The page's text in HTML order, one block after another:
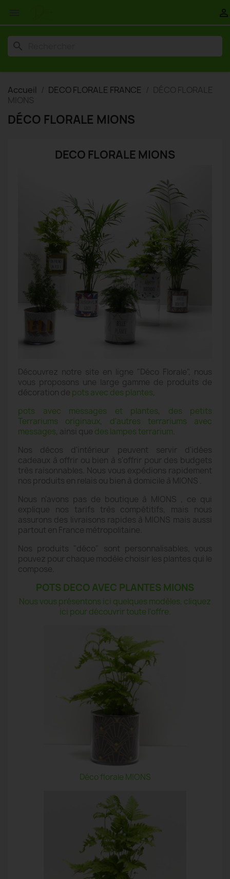

search
Accueil DECO FLORALE FRANCE
DÉCO FLORALE
MIONS
DÉCO FLORALE MIONS
DECO FLORALE MIONS
Découvrez notre site en ligne "Déco Florale", nous
vous proposons une large gamme de produits de
décoration de pots avec des plantes,
pots avec messages et plantes, des petits
Terrariums originaux, d'autres terrariums avec
messages, ainsi que des lampes terrarium
Nos décos d'intérieur peuvent servir d'idées
cadeaux à offrir ou bien à s'offrir pour des budgets
très raisonnables. Nous vous expédions rapidement
nos produits en relais ou bien à domicile à MIONS .
Nous n'avons pas de boutique à MIONS , ce qui
explique nos tarifs très compétitifs, mais nous
assurons des livraisons rapides à MIONS mais aussi
partout en France métropolitaine.
Nos produits "déco" sont personnalisables, vous
pouvez pour chaque modèle choisir les plantes qui le
compose.
POTS DECO AVEC PLANTES MIONS
Nous vous présentons ici quelques modèles, cliquez
ici pour découvrir toute l'offre.
Déco florale MIONS